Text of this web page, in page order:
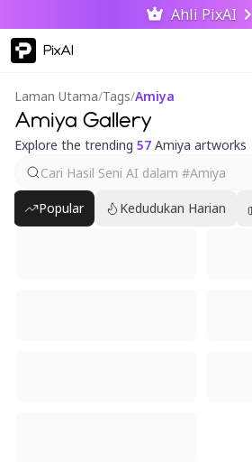
Ahli PixAI
PixAI
Laman Utama/Tags/Amiya
Amiya Gallery
Explore the trending 57 Amiya artworks
Popular Kedudukan Harian